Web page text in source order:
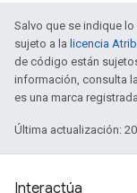
Salvo que se indique
sujeto a la licencia
de código están
información, consulta
es una marca
Última actualización:
Interactúa